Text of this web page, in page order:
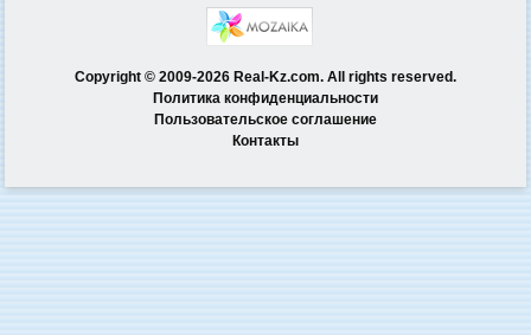
Copyright © 2009-2026 Real-Kz.com. All rights reserved.
Политика конфиденциальности
Пользовательское соглашение
Контакты